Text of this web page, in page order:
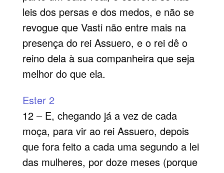
leis dos persas e dos medos, e não se
revogue que Vasti não entre mais na
presença do rei Assuero, e o rei dê o
reino dela à sua companheira que seja
melhor do que ela.
Ester 2
12 – E, chegando já a vez de cada
moça, para vir ao rei Assuero, depois
que fora feito a cada uma segundo a lei
das mulheres, por doze meses (porque